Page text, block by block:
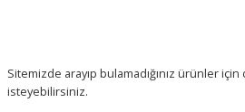
Sitemizde arayıp bulamadığınız ürünler için
isteyebilirsiniz.